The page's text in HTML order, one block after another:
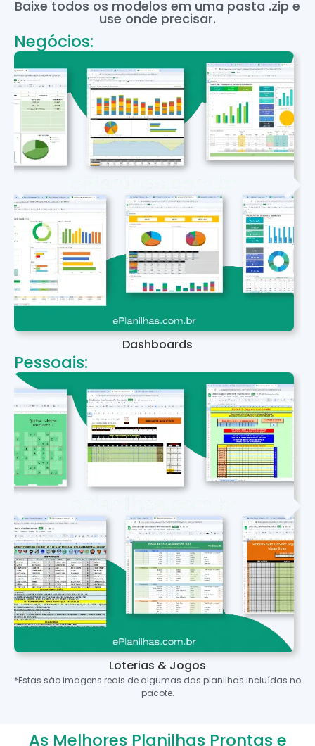
Baixe todos os modelos em uma pasta .zip e
use onde precisar.
Negócios:
Dashboards
Pessoais:
Loterias & Jogos
*Estas são imagens reais de algumas das planilhas incluídas no
pacote.
As Melhores Planilhas Prontas e